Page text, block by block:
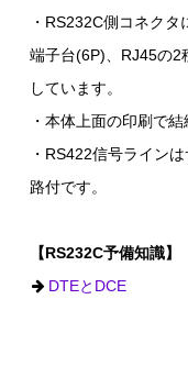
・RS232C側コネク
端子台(6P)、RJ45の2
しています。
・本体上面の印刷で
・RS422信号ライン
路付です。
【RS232C予備知識】
DTEとDCE